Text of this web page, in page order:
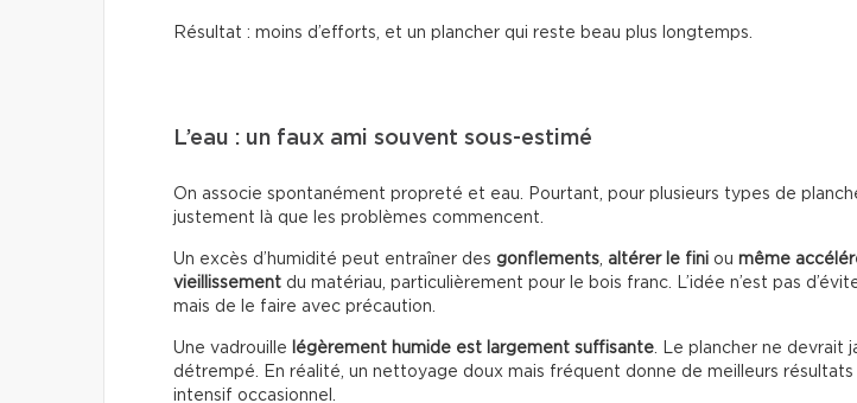
Résultat : moins d’efforts, et un plancher qui reste beau plus longtemps.
L’eau : un faux ami souvent sous-estimé
On associe spontanément propreté et eau. Pourtant, pour plusieurs types de
justement là que les problèmes commencent.
Un excès d’humidité peut entraîner des gonflements, altérer le fini ou même
vieillissement du matériau, particulièrement pour le bois franc. L’idée n’est pas
mais de le faire avec précaution.
Une vadrouille légèrement humide est largement suffisante. Le plancher ne devrait
détrempé. En réalité, un nettoyage doux mais fréquent donne de meilleurs résultats
intensif occasionnel.